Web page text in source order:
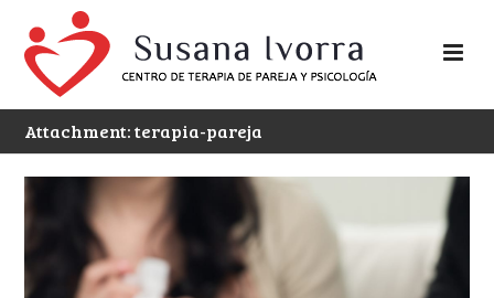
Attachment: terapia-pareja